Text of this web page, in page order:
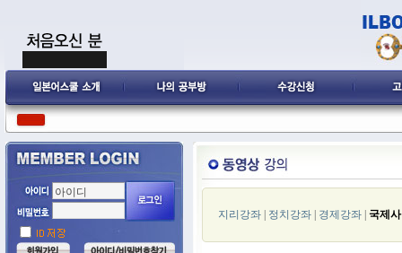
지리강좌| 정치강좌| 경제강좌| 국제